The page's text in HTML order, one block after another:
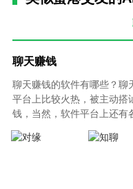
聊天赚钱
聊天赚钱的软件有哪些？聊
平台上比较火热，被主动搭
钱，当然，软件平台上还有
式，如今互联网越来越发达
能是很轻松的一种了。